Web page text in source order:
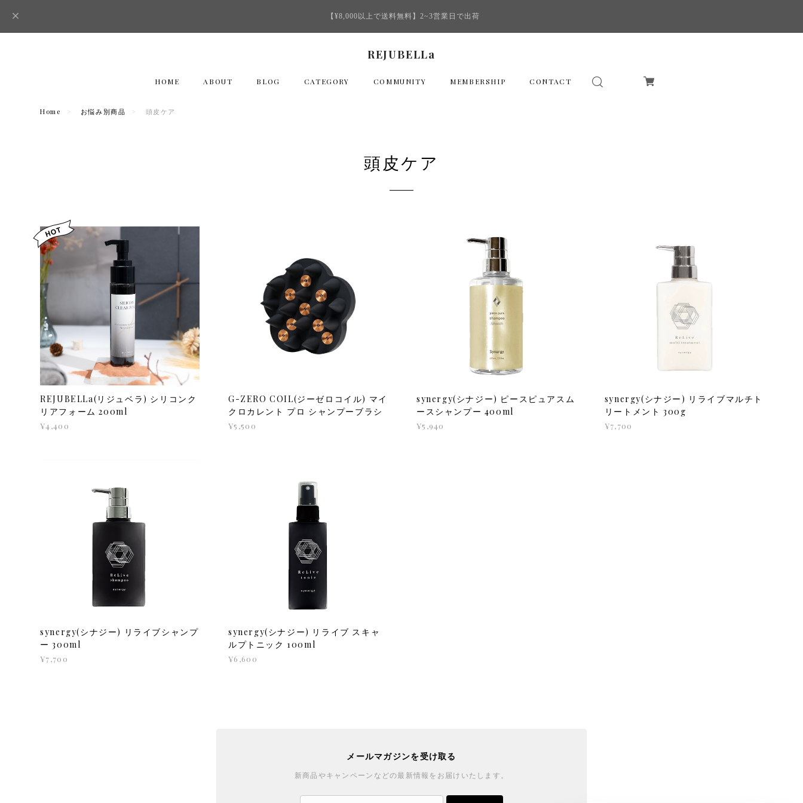
【¥8,000以上で送料無料】2~3営業日で出荷
REJUBELLa
HOME ABOUT BLOG CATEGORY COMMUNITY MEMBERSHIP CONTACT
Home お悩み別商品 頭皮ケア
頭皮ケア
REJUBELLa(リジュベラ) シリコンク
リアフォーム 200ml
¥4,400
G-ZERO COIL(ジーゼロコイル) マイ
クロカレント プロ シャンプーブラシ
¥5,500
synergy(シナジー) ピースピュアスム
ースシャンプー 400ml
¥5,940
synergy(シナジー) リライブマルチト
リートメント 300g
¥7,700
synergy(シナジー) リライブシャンプ
ー 300ml
¥7,700
synergy(シナジー) リライブ スキャ
ルプトニック 100ml
¥6,600
メールマガジンを受け取る
新商品やキャンペーンなどの最新情報をお届けいたします。